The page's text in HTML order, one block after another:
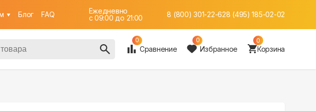
Блог FAQ
Ежедневно
c 09:00 до 21:00
8 (800) 301-22-628 (495) 185-02-02
0
Сравнение
0
Избранное
0
Корзина